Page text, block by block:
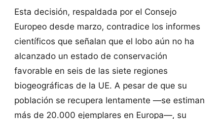
Esta decisión, respaldada por el Consejo
Europeo desde marzo, contradice los informes
científicos que señalan que el lobo aún no ha
alcanzado un estado de conservación
favorable en seis de las siete regiones
biogeográficas de la UE. A pesar de que su
población se recupera lentamente —se estiman
más de 20.000 ejemplares en Europa—, su